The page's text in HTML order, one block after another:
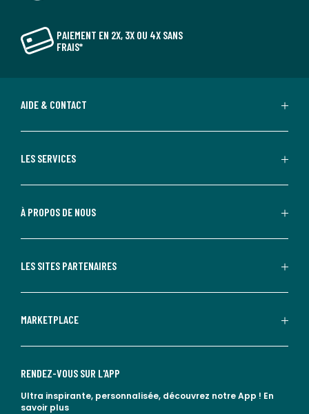
PAIEMENT EN 2X, 3X OU 4X SANS
FRAIS*
AIDE & CONTACT
LES SERVICES
À PROPOS DE NOUS
LES SITES PARTENAIRES
MARKETPLACE
RENDEZ-VOUS SUR L'APP
Ultra inspirante, personnalisée, découvrez notre App ! En
savoir plus